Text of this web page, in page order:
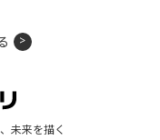
未来を描く